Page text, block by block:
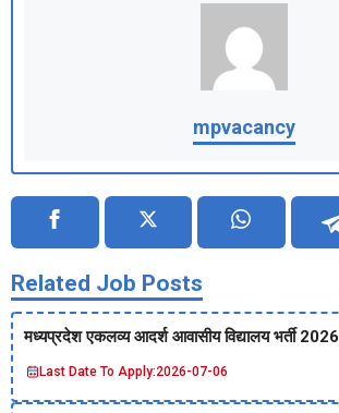
mpvacancy
Related Job Posts
मध्‍यप्रदेश एकलव्‍य आदर्श आवासीय विद्यालय भर्ती 2026
Last Date To Apply:2026-07-06